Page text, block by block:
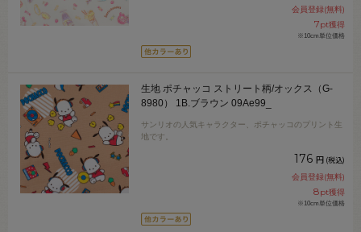
会員登録(無料)
7pt獲得
※10cm単位価格
生地 ポチャッコ ストリート柄/オックス（G-
8980） 1B.ブラウン 09Ae99_
サンリオの人気キャラクター、ポチャッコのプリント生
地です。
176 円 (税込)
会員登録(無料)
8pt獲得
※10cm単位価格